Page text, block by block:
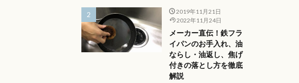
2019年11月21日
2022年11月24日
メーカー直伝！鉄フラ
イパンのお手入れ、油
ならし・油返し、焦げ
付きの落とし方を徹底
解説